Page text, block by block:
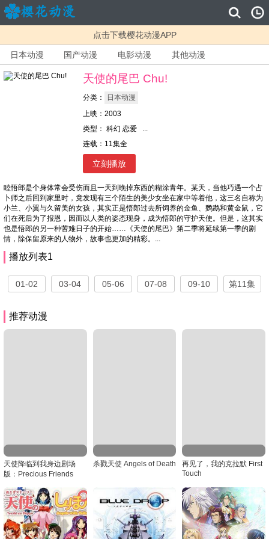
点击下载樱花动漫APP
日本动漫 国产动漫 电影动漫 其他动漫
天使的尾巴 Chu!
分类：
日本动漫
上映：2003
类型： 科幻 恋爱 ...
连载：11集全
立刻播放
睦悟郎是个身体常会受伤而且一天到晚掉东西的糊涂青年。某天，当他巧遇一个占
卜师之后回到家里时，竟发现有三个陌生的美少女坐在家中等着他，这三名自称为
小兰、小翼与久留美的女孩，其实正是悟郎过去所饲养的金鱼、鹦鹉和黄金鼠，它
们在死后为了报恩，因而以人类的姿态现身，成为悟郎的守护天使。但是，这其实
也是悟郎的另一种苦难日子的开始……《天使的尾巴》第二季将延续第一季的剧
情，除保留原来的人物外，故事也更加的精彩。...
播放列表1
01-02 03-04 05-06 07-08 09-10 第11集
推荐动漫
天使降临到我身边剧场
版：Precious Friends
杀戮天使 Angels of Death
再见了，我的克拉默 First
Touch